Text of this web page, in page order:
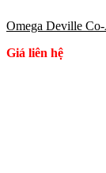
Omega Deville
Giá liên hệ